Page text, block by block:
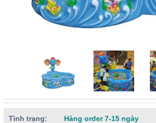
Tình trạng:
Hàng order 7-15 ngày